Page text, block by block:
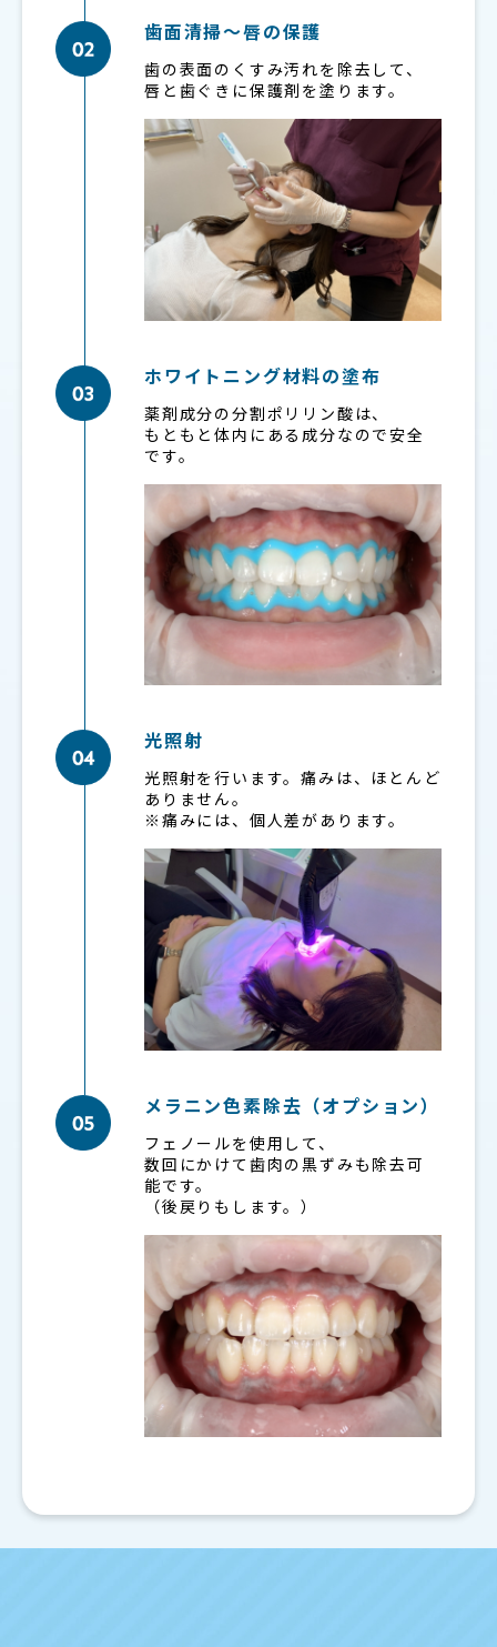
歯面清掃〜唇の保護
歯の表面のくすみ汚れを除去して、
唇と歯ぐきに保護剤を塗ります。
ホワイトニング材料の塗布
薬剤成分の分割ポリリン酸は、
もともと体内にある成分なので安全
です。
光照射
光照射を行います。痛みは、ほとんど
ありません。
※痛みには、個人差があります。
メラニン色素除去（オプション）
フェノールを使用して、
数回にかけて歯肉の黒ずみも除去可
能です。
（後戻りもします。）